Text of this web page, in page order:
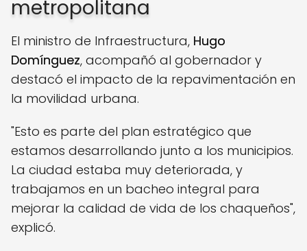
metropolitana
El ministro de Infraestructura, Hugo
Domínguez, acompañó al gobernador y
destacó el impacto de la repavimentación en
la movilidad urbana.
"Esto es parte del plan estratégico que
estamos desarrollando junto a los municipios.
La ciudad estaba muy deteriorada, y
trabajamos en un bacheo integral para
mejorar la calidad de vida de los chaqueños",
explicó.